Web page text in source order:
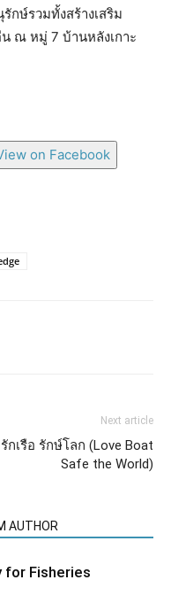
กษ์รวมทั้งสร้างเสริม
ณ หมู่ 7 บ้านหลังเกาะ
on Facebook
Next article
รักเรือ รักษ์โลก (Love Boat
Safe the World)
AUTHOR
for Fisheries